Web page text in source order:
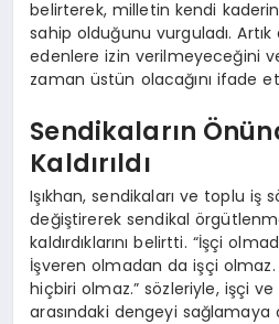
belirterek, milletin kendi
sahip olduğunu vurguladı.
edenlere izin verilmeyeceğini
zaman üstün olacağını ifade
Sendikaların
Kaldırıldı
Işıkhan, sendikaları ve toplu iş
değiştirerek sendikal
kaldırdıklarını belirtti. “İşçi
İşveren olmadan da işçi
hiçbiri olmaz.” sözleriyle, işçi ve
arasındaki dengeyi sağlamaya